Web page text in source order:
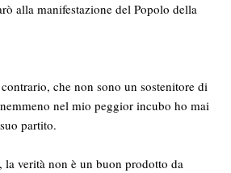
alla manifestazione del Popolo della
che non sono un sostenitore di
nel mio peggior incubo ho mai
partito.
la verità non è un buon prodotto da